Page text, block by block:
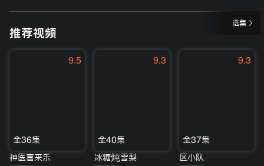
选集
推荐视频
9.5
全36集
神医喜来乐
9.3
全40集
冰糖炖雪梨
9.3
全37集
区小队